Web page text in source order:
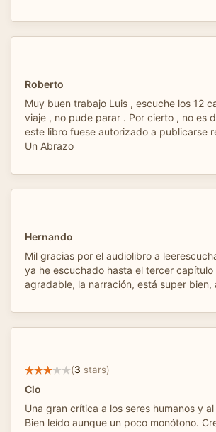
Roberto
Muy buen trabajo Luis , escuche los 12
viaje , no pude parar . Por cierto , no es
este libro fuese autorizado a publicarse
Un Abrazo
Hernando
Mil gracias por el audiolibro a
ya he escuchado hasta el tercer capítulo
agradable, la narración, está super bien,
(3 stars)
Clo
Una gran crítica a los seres humanos y
Bien leído aunque un poco monótono.